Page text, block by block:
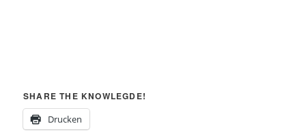
SHARE THE KNOWLEGDE!
Drucken